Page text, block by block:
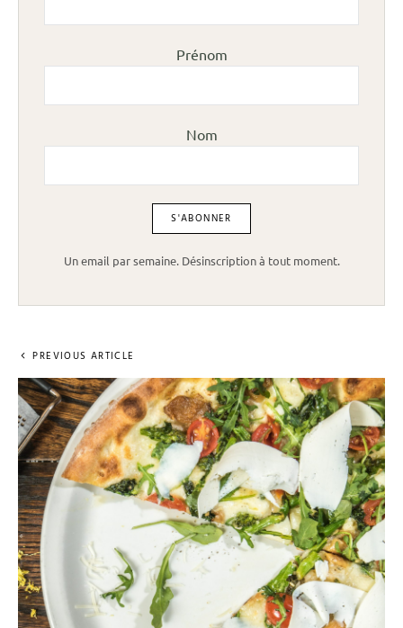
Prénom
Nom
Un email par semaine. Désinscription à tout moment.
PREVIOUS ARTICLE